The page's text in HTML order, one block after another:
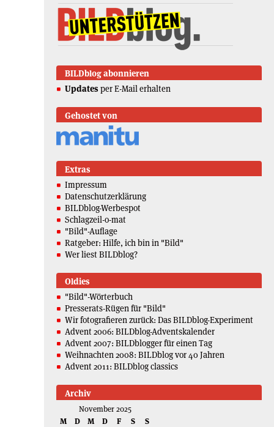
BILDblog abonnieren
Updates per E-Mail erhalten
Gehostet von
Extras
Impressum
Datenschutzerklärung
BILDblog-Werbespot
Schlagzeil-o-mat
"Bild"-Auflage
Ratgeber: Hilfe, ich bin in "Bild"
Wer liest BILDblog?
Oldies
"Bild"-Wörterbuch
Presserats-Rügen für "Bild"
Wir fotografieren zurück: Das BILDblog-Experiment
Advent 2006: BILDblog-Adventskalender
Advent 2007: BILDblogger für einen Tag
Weihnachten 2008: BILDblog vor 40 Jahren
Advent 2011: BILDblog classics
Archiv
November 2025
M
D M D F S S